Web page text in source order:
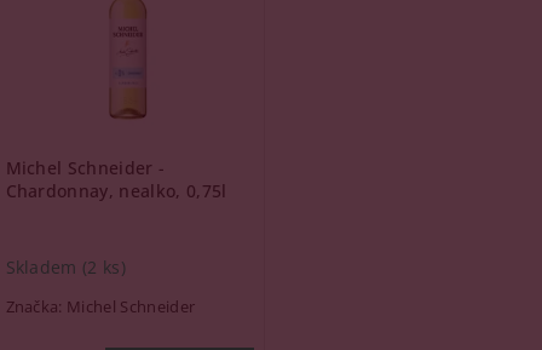
Michel Schneider -
Chardonnay, nealko, 0,75l
Skladem (2 ks)
Značka: Michel Schneider